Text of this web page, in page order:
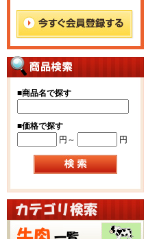
■商品名で探す
■価格で探す
円～
円